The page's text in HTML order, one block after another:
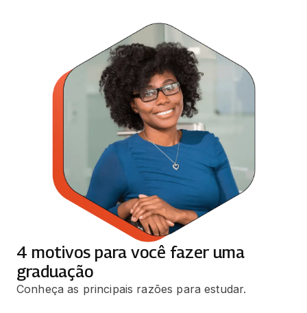
CSS, JAVASCRIPT, PHP
GESTÃO DE SERVIÇOS DE TI
PARADIGMAS DE LINGUAGENS DE
PROGRAMAÇÃO EM PYTHON
66 horas
SISTEMAS DE INFORMAÇÃO E
SOCIEDADE
ARQUITETURA DE COMPUTADORES
66 horas
4 motivos para você fazer uma
graduação
Conheça as principais razões para estudar.